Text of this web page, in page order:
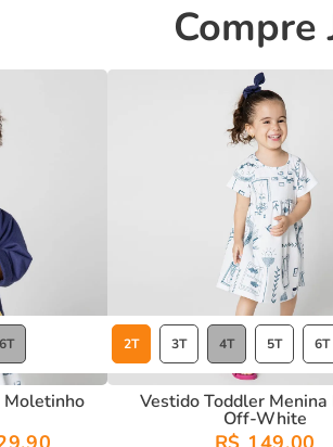
aquecida com estilo.
estará pronta para arrasar com muito
Compre
6T
Moletinho
2T 3T 4T 5T 6T
Vestido Toddler Menina
Off-White